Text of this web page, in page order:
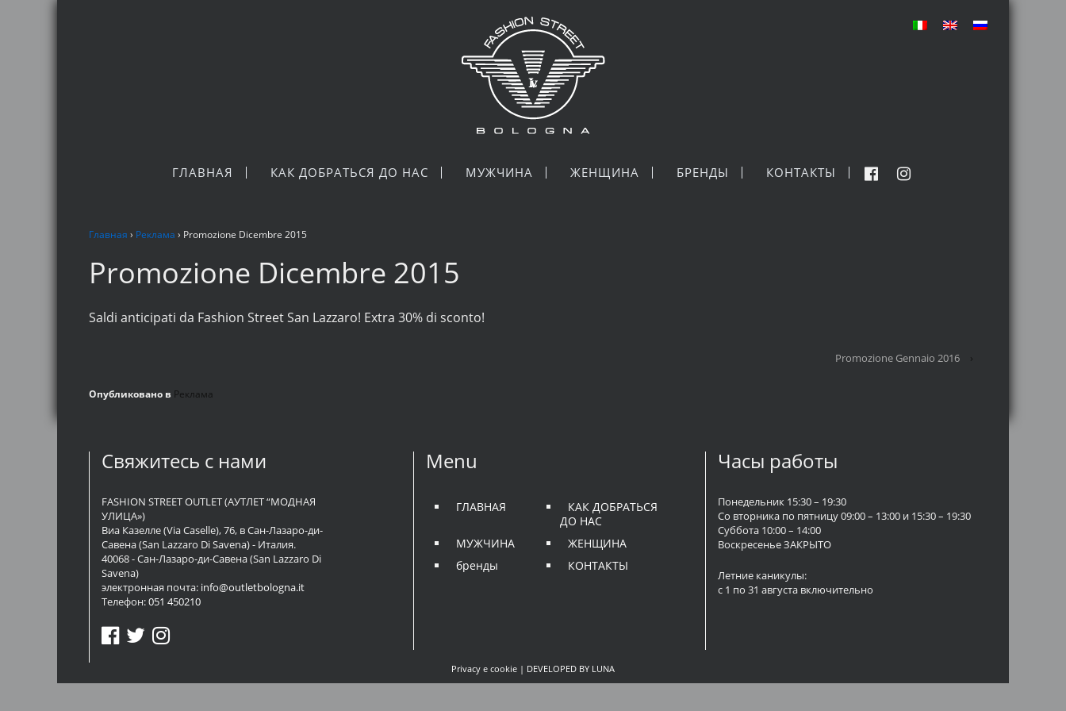
ГЛАВНАЯ КАК ДОБРАТЬСЯ ДО НАС МУЖЧИНА ЖЕНЩИНА БРЕНДЫ КОНТАКТЫ
Главная › Реклама › Promozione Dicembre 2015
Promozione Dicembre 2015
Saldi anticipati da Fashion Street San Lazzaro! Extra 30% di sconto!
Promozione Gennaio 2016 ›
Опубликовано в Реклама
Свяжитесь с нами
FASHION STREET OUTLET (АУТЛЕТ “МОДНАЯ
УЛИЦА»)
Виа Казелле (Via Caselle), 76, в Сан-Лазаро-ди-
Савена (San Lazzaro Di Savena) - Италия.
40068 - Сан-Лазаро-ди-Савена (San Lazzaro Di
Savena)
электронная почта: info@outletbologna.it
Телефон:051 450210
Menu
ГЛАВНАЯ
КАК ДОБРАТЬСЯ
ДО НАС
МУЖЧИНА
ЖЕНЩИНА
бренды
КОНТАКТЫ
Часы работы
Понедельник 15:30 – 19:30
Со вторника по пятницу 09:00 – 13:00 и 15:30 – 19:30
Суббота 10:00 – 14:00
Воскресенье ЗАКРЫТО
Летние каникулы:
с 1 по 31 августа включительно
Privacy e cookie | DEVELOPED BY LUNA